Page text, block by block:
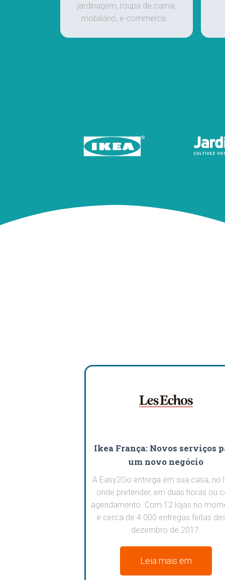
jardinagem, roupa de cama,
mobiliário, e-commerce...
Ikea França: Novos serviços
um novo negócio
A Easy2Go entrega em sua casa, no
onde pretender, em duas horas ou
agendamento. Com 12 lojas no
e cerca de 4.000 entregas feitas
dezembro de 2017.
Leia mais em